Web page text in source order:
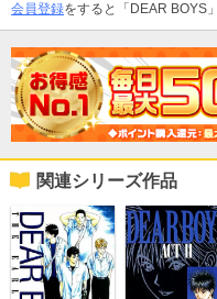
会員登録をすると「DEAR BOYS
関連シリーズ作品